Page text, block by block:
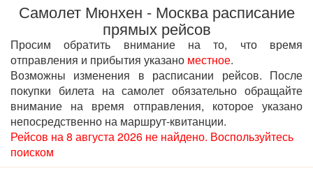
Самолет Мюнхен - Москва расписание
прямых рейсов
Просим обратить внимание на то, что время
отправления и прибытия указано местное.
Возможны изменения в расписании рейсов. После
покупки билета на самолет обязательно обращайте
внимание на время отправления, которое указано
непосредственно на маршрут-квитанции.
Рейсов на 8 августа 2026 не найдено. Воспользуйтесь
поиском